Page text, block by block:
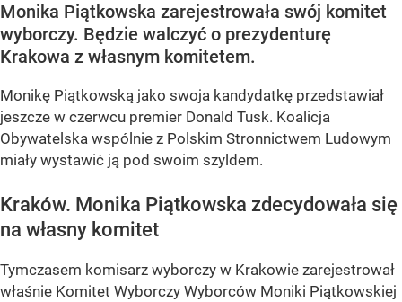
Monika Piątkowska zarejestrowała swój komitet
wyborczy. Będzie walczyć o prezydenturę
Krakowa z własnym komitetem.
Monikę Piątkowską jako swoja kandydatkę przedstawiał
jeszcze w czerwcu premier Donald Tusk. Koalicja
Obywatelska wspólnie z Polskim Stronnictwem Ludowym
miały wystawić ją pod swoim szyldem.
Kraków. Monika Piątkowska zdecydowała się
na własny komitet
Tymczasem komisarz wyborczy w Krakowie zarejestrował
właśnie Komitet Wyborczy Wyborców Moniki Piątkowskiej